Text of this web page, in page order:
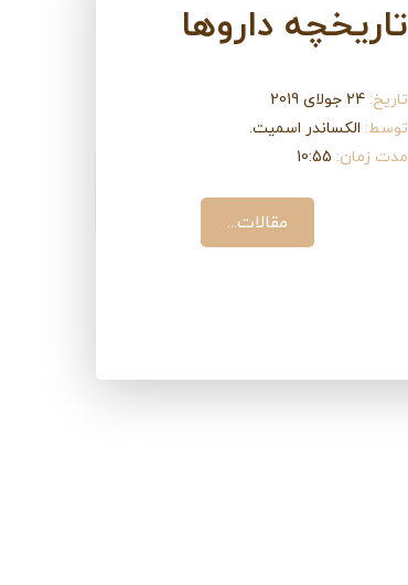
تاریخچه داروها
تاریخ: 24 جولای 2019
توسط: الکساندر اسمیت.
مدت زمان:
مقالات...